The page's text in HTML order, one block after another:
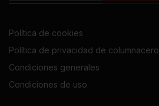
Política de cookies
Política de privacidad de columnacero
Condiciones generales
Condiciones de uso